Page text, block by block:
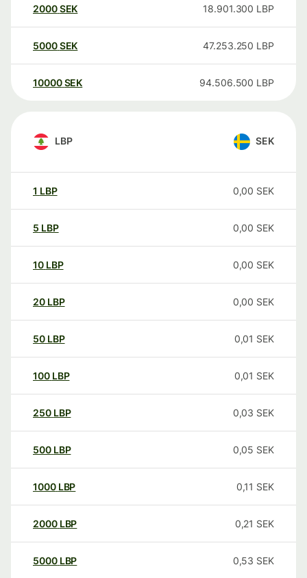
2000SEK 18.901.300 LBP
5000SEK 47.253.250 LBP
10000 SEK 94.506.500 LBP
LBP SEK
1 LBP 0,00 SEK
5 LBP 0,00 SEK
10 LBP 0,00 SEK
20 LBP 0,00 SEK
50 LBP 0,01 SEK
100 LBP 0,01 SEK
250 LBP 0,03 SEK
500 LBP 0,05 SEK
1000 LBP 0,11 SEK
2000 LBP 0,21 SEK
5000 LBP 0,53 SEK